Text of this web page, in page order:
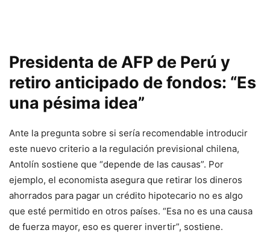
Presidenta de AFP de Perú y
retiro anticipado de fondos: “Es
una pésima idea”
Ante la pregunta sobre si sería recomendable introducir
este nuevo criterio a la regulación previsional chilena,
Antolín sostiene que “depende de las causas”. Por
ejemplo, el economista asegura que retirar los dineros
ahorrados para pagar un crédito hipotecario no es algo
que esté permitido en otros países. “Esa no es una causa
de fuerza mayor, eso es querer invertir”, sostiene.